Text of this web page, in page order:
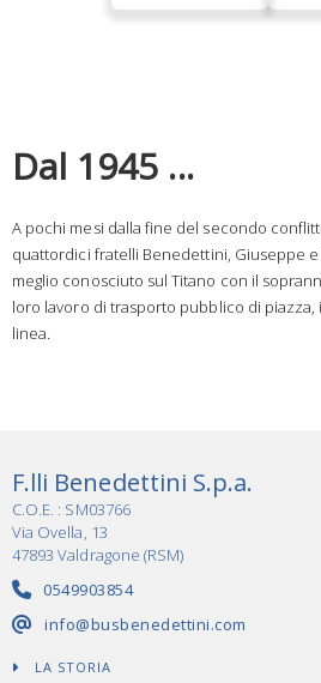
Dal 1945 ...
A pochi mesi dalla fine del secondo
quattordici fratelli Benedettini, Giuseppe e
meglio conosciuto sul Titano con il
loro lavoro di trasporto pubblico di piazza,
linea.
F.lli Benedettini S.p.a.
C.O.E. : SM03766
Via Ovella, 13
47893 Valdragone (RSM)
0549903854
info@busbenedettini.com
LA STORIA